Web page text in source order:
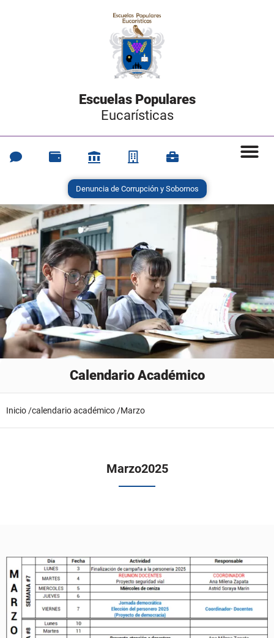
Escuelas Populares
Eucarísticas
Denuncia de Corrupción y Sobornos
Calendario Académico
Inicio /calendario académico /Marzo
Marzo2025